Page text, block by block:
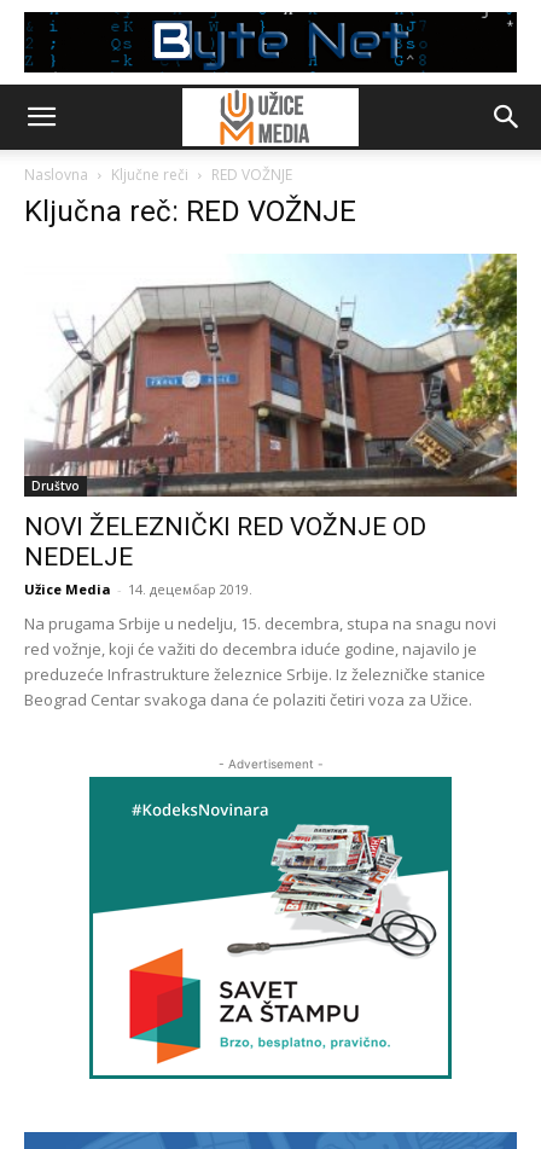
Naslovna Ključne reči RED VOŽNJE
Ključna reč: RED VOŽNJE
Društvo
NOVI ŽELEZNIČKI RED VOŽNJE OD
NEDELJE
Užice Media - 14. децембар 2019.
Na prugama Srbije u nedelju, 15. decembra, stupa na snagu novi
red vožnje, koji će važiti do decembra iduće godine, najavilo je
preduzeće Infrastrukture železnice Srbije. Iz železničke stanice
Beograd Centar svakoga dana će polaziti četiri voza za Užice.
- Advertisement -